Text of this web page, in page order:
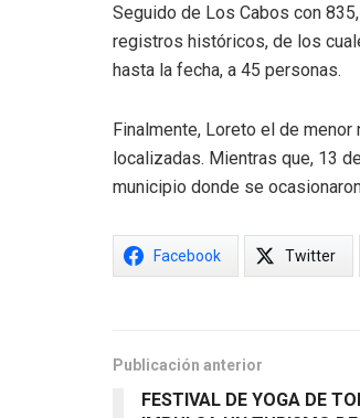
Seguido de Los Cabos con
registros históricos, de los
hasta la fecha, a 45 personas.
Finalmente, Loreto el de
localizadas. Mientras que, 13
municipio donde se
Facebook Twitter
Publicación anterior
FESTIVAL DE YOGA DE